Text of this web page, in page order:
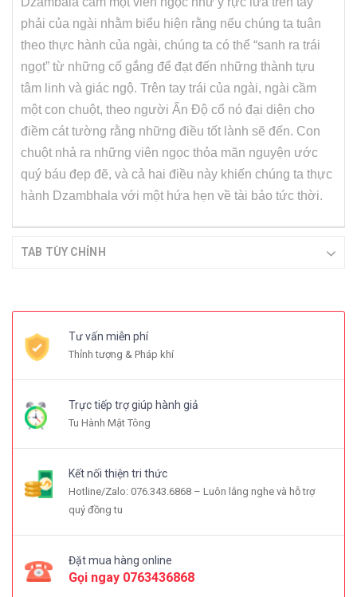
phải của ngài nhằm biểu hiện rằng nếu chúng ta tuân
theo thực hành của ngài, chúng ta có thể “sanh ra trái
ngọt” từ những cố gắng để đạt đến những thành tựu
tâm linh và giác ngộ. Trên tay trái của ngài, ngài cầm
một con chuột, theo người Ấn Độ cổ nó đại diện cho
điềm cát tường rằng những điều tốt lành sẽ đến. Con
chuột nhả ra những viên ngọc thỏa mãn nguyện ước
quý báu đẹp đẽ, và cả hai điều này khiến chúng ta thực
hành Dzambhala với một hứa hẹn về tài bảo tức thời.
TAB TÙY CHỈNH
Tư vấn miễn phí
Thỉnh tượng & Pháp khí
Trực tiếp trợ giúp hành giả
Tu Hành Mật Tông
Kết nối thiện tri thức
Hotline/Zalo: 076.343.6868 – Luôn lắng nghe và hỗ trợ
quý đồng tu
Đặt mua hàng online
Gọi ngay 0763436868